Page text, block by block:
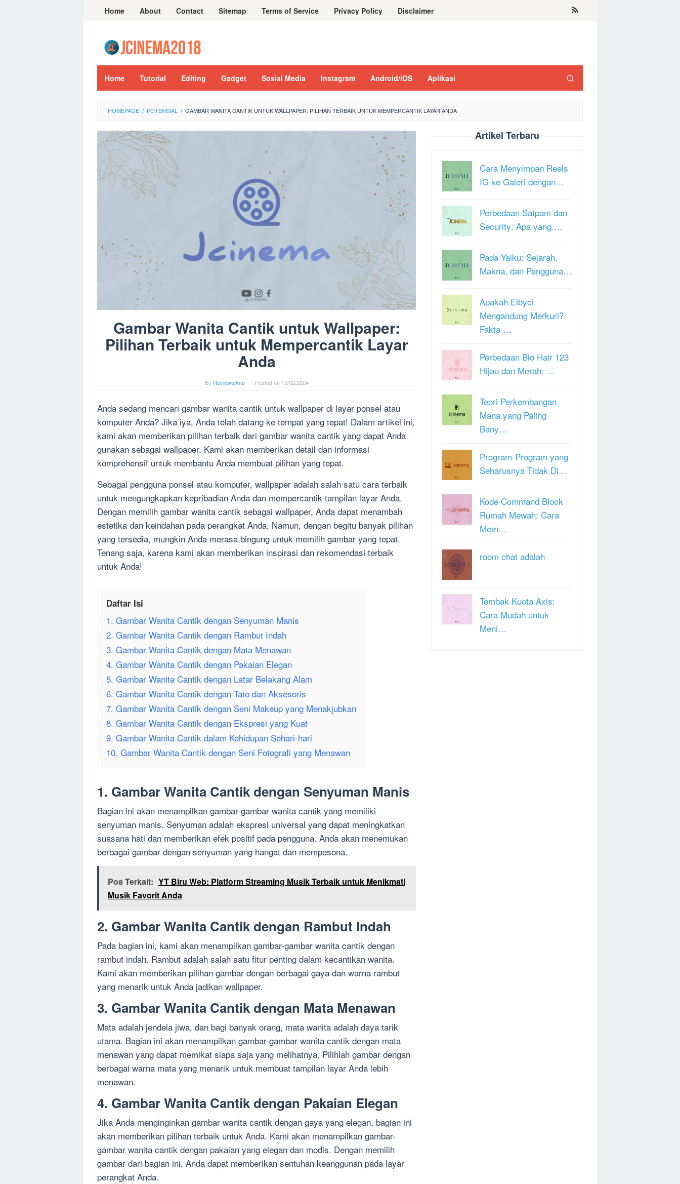
Home About Contact Sitemap Terms of Service Privacy Policy Disclaimer
Home Tutorial Editing Gadget Sosial Media Instagram Android/iOS Aplikasi
HOMEPAGE / POTENSIAL / GAMBAR WANITA CANTIK UNTUK WALLPAPER: PILIHAN TERBAIK UNTUK MEMPERCANTIK LAYAR ANDA
Gambar Wanita Cantik untuk Wallpaper:
Pilihan Terbaik untuk Mempercantik Layar
Anda
By Reviewtekno Posted on 15/02/2024
Anda sedang mencari gambar wanita cantik untuk wallpaper di layar ponsel atau
komputer Anda? Jika iya, Anda telah datang ke tempat yang tepat! Dalam artikel ini,
kami akan memberikan pilihan terbaik dari gambar wanita cantik yang dapat Anda
gunakan sebagai wallpaper. Kami akan memberikan detail dan informasi
komprehensif untuk membantu Anda membuat pilihan yang tepat.
Sebagai pengguna ponsel atau komputer, wallpaper adalah salah satu cara terbaik
untuk mengungkapkan kepribadian Anda dan mempercantik tampilan layar Anda.
Dengan memilih gambar wanita cantik sebagai wallpaper, Anda dapat menambah
estetika dan keindahan pada perangkat Anda. Namun, dengan begitu banyak pilihan
yang tersedia, mungkin Anda merasa bingung untuk memilih gambar yang tepat.
Tenang saja, karena kami akan memberikan inspirasi dan rekomendasi terbaik
untuk Anda!
Daftar Isi
1. Gambar Wanita Cantik dengan Senyuman Manis
2. Gambar Wanita Cantik dengan Rambut Indah
3. Gambar Wanita Cantik dengan Mata Menawan
4. Gambar Wanita Cantik dengan Pakaian Elegan
5. Gambar Wanita Cantik dengan Latar Belakang Alam
6. Gambar Wanita Cantik dengan Tato dan Aksesoris
7. Gambar Wanita Cantik dengan Seni Makeup yang Menakjubkan
8. Gambar Wanita Cantik dengan Ekspresi yang Kuat
9. Gambar Wanita Cantik dalam Kehidupan Sehari-hari
10. Gambar Wanita Cantik dengan Seni Fotografi yang Menawan
1. Gambar Wanita Cantik dengan Senyuman Manis
Bagian ini akan menampilkan gambar-gambar wanita cantik yang memiliki
senyuman manis. Senyuman adalah ekspresi universal yang dapat meningkatkan
suasana hati dan memberikan efek positif pada pengguna. Anda akan menemukan
berbagai gambar dengan senyuman yang hangat dan mempesona.
Pos Terkait: YT Biru Web: Platform Streaming Musik Terbaik untuk Menikmati
Musik Favorit Anda
2. Gambar Wanita Cantik dengan Rambut Indah
Pada bagian ini, kami akan menampilkan gambar-gambar wanita cantik dengan
rambut indah. Rambut adalah salah satu fitur penting dalam kecantikan wanita.
Kami akan memberikan pilihan gambar dengan berbagai gaya dan warna rambut
yang menarik untuk Anda jadikan wallpaper.
3. Gambar Wanita Cantik dengan Mata Menawan
Mata adalah jendela jiwa, dan bagi banyak orang, mata wanita adalah daya tarik
utama. Bagian ini akan menampilkan gambar-gambar wanita cantik dengan mata
menawan yang dapat memikat siapa saja yang melihatnya. Pilihlah gambar dengan
berbagai warna mata yang menarik untuk membuat tampilan layar Anda lebih
menawan.
4. Gambar Wanita Cantik dengan Pakaian Elegan
Jika Anda menginginkan gambar wanita cantik dengan gaya yang elegan, bagian ini
akan memberikan pilihan terbaik untuk Anda. Kami akan menampilkan gambar-
gambar wanita cantik dengan pakaian yang elegan dan modis. Dengan memilih
gambar dari bagian ini, Anda dapat memberikan sentuhan keanggunan pada layar
perangkat Anda.
Artikel Terbaru
Cara Menyimpan Reels
IG ke Galeri dengan…
Perbedaan Satpam dan
Security: Apa yang …
Pada Yaiku: Sejarah,
Makna, dan Pengguna…
Apakah Elbyci
Mengandung Merkuri?
Fakta …
Perbedaan Bio Hair 123
Hijau dan Merah: …
Teori Perkembangan
Mana yang Paling
Bany…
Program-Program yang
Seharusnya Tidak Di…
Kode Command Block
Rumah Mewah: Cara
Mem…
room chat adalah
Tembak Kuota Axis:
Cara Mudah untuk
Meni…